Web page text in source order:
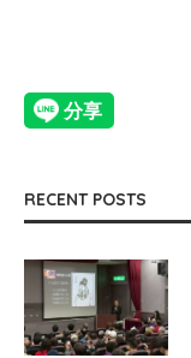
RECENT POSTS